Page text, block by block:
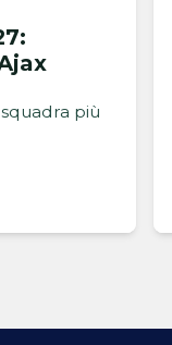
più